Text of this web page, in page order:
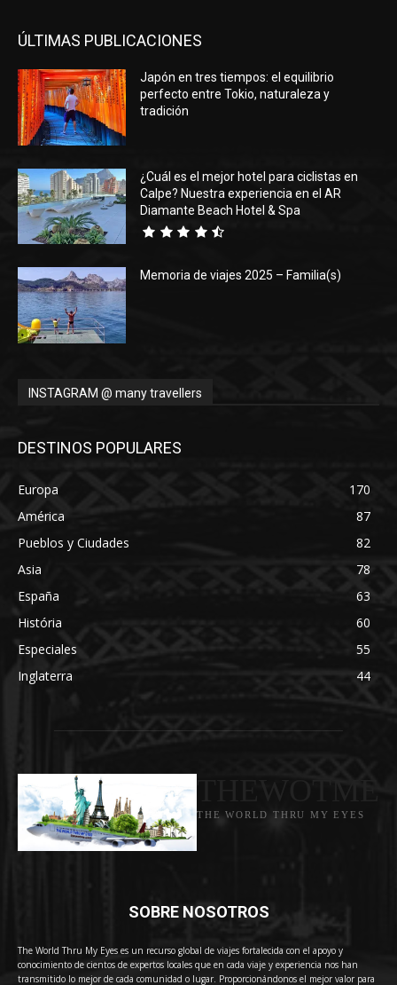
ÚLTIMAS PUBLICACIONES
Japón en tres tiempos: el equilibrio
perfecto entre Tokio, naturaleza y
tradición
¿Cuál es el mejor hotel para ciclistas en
Calpe? Nuestra experiencia en el AR
Diamante Beach Hotel & Spa
Memoria de viajes 2025 – Familia(s)
INSTAGRAM @ many travellers
DESTINOS POPULARES
Europa
170
América
87
Pueblos y Ciudades
82
Asia
78
España
63
História
60
Especiales
55
Inglaterra
44
THE WORLD THRU MY EYES
SOBRE NOSOTROS
The World Thru My Eyes es un recurso global de viajes fortalecida con el apoyo y
conocimiento de cientos de expertos locales que en cada viaje y experiencia nos han
transmitido lo mejor de cada comunidad o lugar. Proporcionándonos el mejor valor para